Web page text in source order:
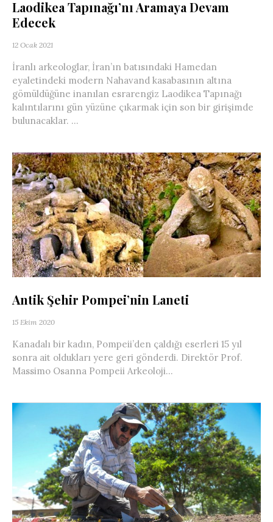
Laodikea Tapınağı’nı Aramaya Devam
Edecek
12 Ocak 2021
İranlı arkeologlar, İran’ın batısındaki Hamedan
eyaletindeki modern Nahavand kasabasının altına
gömüldüğüne inanılan esrarengiz Laodikea Tapınağı
kalıntılarını gün yüzüne çıkarmak için son bir girişimde
bulunacaklar. ...
Antik Şehir Pompei’nin Laneti
15 Ekim 2020
Kanadalı bir kadın, Pompeii’den çaldığı eserleri 15 yıl
sonra ait oldukları yere geri gönderdi. Direktör Prof.
Massimo Osanna Pompeii Arkeoloji...